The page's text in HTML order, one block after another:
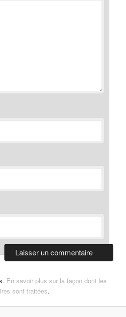
En savoir plus sur la façon dont les
sont traitées.